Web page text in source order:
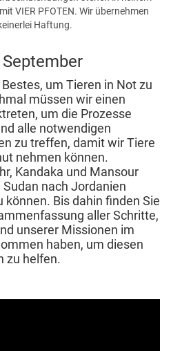
VIER PFOTEN. Wir übernehmen
Haftung.
um Tieren in Not zu
müssen wir einen
um die Prozesse
alle notwendigen
zu treffen, damit wir Tiere
nehmen können.
Kandaka und Mansour
nach Jordanien
können. Bis dahin finden Sie
aller Schritte,
unserer Missionen im
haben, um diesen
zu helfen.